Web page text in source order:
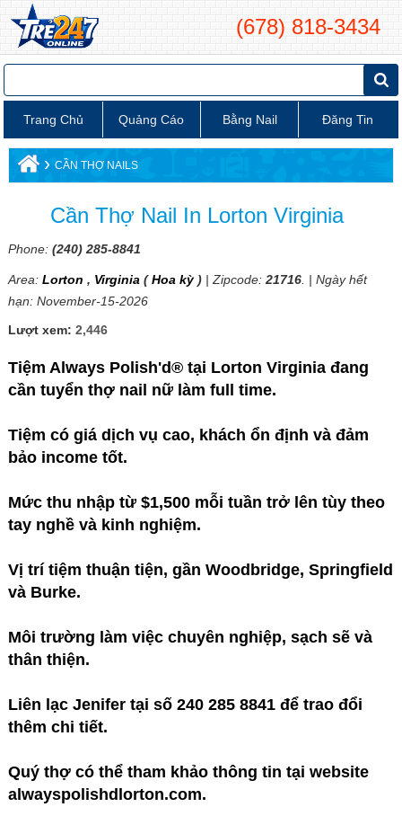
(678) 818-3434
Trang Chủ Quảng Cáo Bằng Nail Đăng Tin
› CẦN THỢ NAILS
Cần Thợ Nail In Lorton Virginia
Phone: (240) 285-8841
Area: Lorton , Virginia (Hoa kỳ)| Zipcode: 21716. | Ngày hết
hạn: November-15-2026
Lượt xem: 2,446
Tiệm Always Polish'd® tại Lorton Virginia đang
cần tuyển thợ nail nữ làm full time.
Tiệm có giá dịch vụ cao, khách ổn định và đảm
bảo income tốt.
Mức thu nhập từ $1,500 mỗi tuần trở lên tùy theo
tay nghề và kinh nghiệm.
Vị trí tiệm thuận tiện, gần Woodbridge, Springfield
và Burke.
Môi trường làm việc chuyên nghiệp, sạch sẽ và
thân thiện.
Liên lạc Jenifer tại số 240 285 8841 để trao đổi
thêm chi tiết.
Quý thợ có thể tham khảo thông tin tại website
alwayspolishdlorton.com.